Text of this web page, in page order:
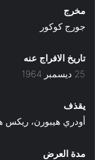
مخرج
جورج كوكور
تاريخ الافراج عنه
25 ديسمبر 1964
يقذف
أودري هيبورن، ريكس
مدة العرض